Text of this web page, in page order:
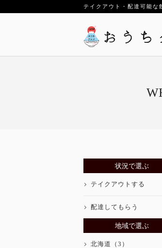
テイクアウト・配達可能な
状況で選ぶ
テイクアウトする
配達してもらう
地域で選ぶ
北海道（3）